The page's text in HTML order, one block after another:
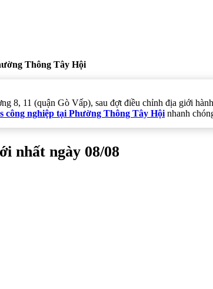
Thông Tây Hội
8, 11 (quận Gò Vấp), sau đợt điều chỉnh địa giới
công nghiệp tại Phường Thông Tây Hội nhanh
nhất ngày 08/08